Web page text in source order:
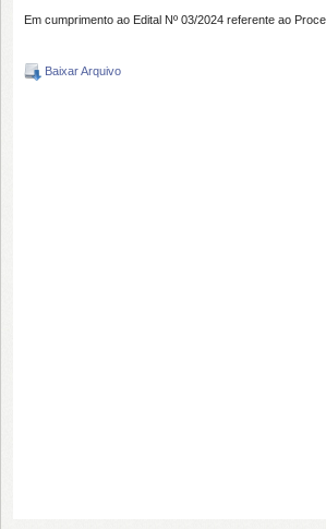
Em cumprimento ao Edital Nº 03/2024 referente ao
Baixar Arquivo